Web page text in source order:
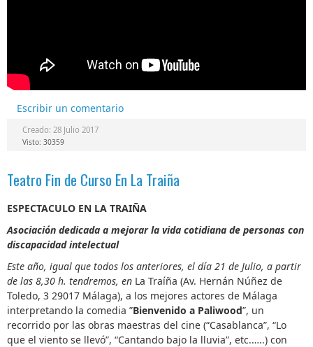
Escribir un comentario
Creado: 28 Julio 2017
Visto: 30359
Teatro Fin de Curso En La Traiña
ESPECTACULO EN LA TRAIÑA
Asociación dedicada a mejorar la vida cotidiana de personas con
discapacidad intelectual
Este año, igual que todos los anteriores, el día 21 de Julio, a partir
de las 8,30 h. tendremos, en La Traíña (Av. Hernán Núñez de
Toledo, 3 29017 Málaga), a los mejores actores de Málaga
interpretando la comedia ”Bienvenido a Paliwood”, un
recorrido por las obras maestras del cine (“Casablanca”, “Lo
que el viento se llevó”, “Cantando bajo la lluvia”, etc.…..) con